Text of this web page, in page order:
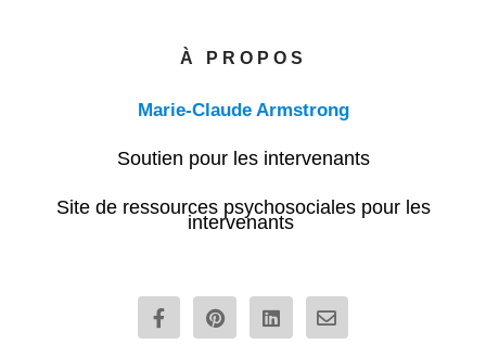
À PROPOS
Marie-Claude Armstrong
Soutien pour les intervenants
Site de ressources psychosociales pour les
intervenants
F
a
c
P
i
n
L
i
n
E
n
v